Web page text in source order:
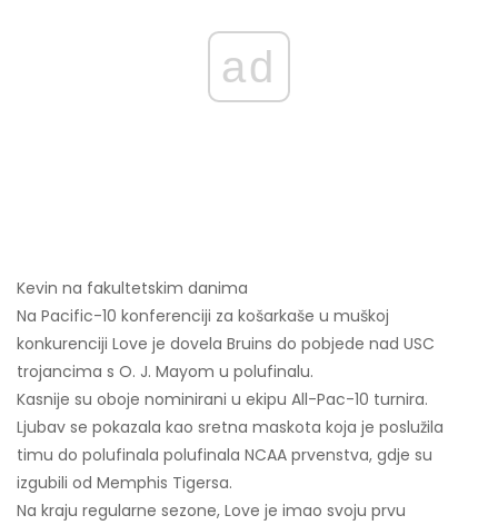
ad
Kevin na fakultetskim danima
Na Pacific-10 konferenciji za košarkaše u muškoj
konkurenciji Love je dovela Bruins do pobjede nad USC
trojancima s O. J. Mayom u polufinalu.
Kasnije su oboje nominirani u ekipu All-Pac-10 turnira.
Ljubav se pokazala kao sretna maskota koja je poslužila
timu do polufinala polufinala NCAA prvenstva, gdje su
izgubili od Memphis Tigersa.
Na kraju regularne sezone, Love je imao svoju prvu